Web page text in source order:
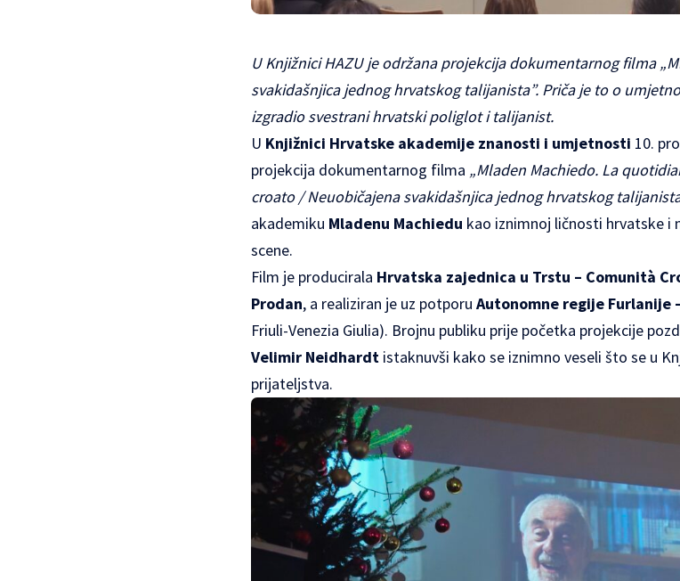
U Knjižnici HAZU je održana projekcija dokumentarnog filma
svakidašnjica jednog hrvatskog talijanista”. Priča je to o
izgradio svestrani hrvatski poliglot i talijanist.
U Knjižnici Hrvatske akademije znanosti i umjetnosti 10.
projekcija dokumentarnog filma „Mladen Machiedo. La
croato / Neuobičajena svakidašnjica jednog hrvatskog
akademiku Mladenu Machiedu kao iznimnoj ličnosti hrvatske i
scene.
Film je producirala Hrvatska zajednica u Trstu – Comunità
Prodan, a realiziran je uz potporu Autonomne regije Furlanije
Friuli-Venezia Giulia). Brojnu publiku prije početka projekcije
Velimir Neidhardt istaknuvši kako se iznimno veseli što se u
prijateljstva.